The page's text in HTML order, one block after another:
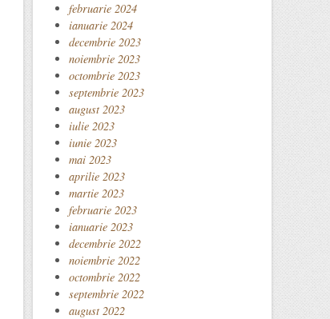
februarie 2024
ianuarie 2024
decembrie 2023
noiembrie 2023
octombrie 2023
septembrie 2023
august 2023
iulie 2023
iunie 2023
mai 2023
aprilie 2023
martie 2023
februarie 2023
ianuarie 2023
decembrie 2022
noiembrie 2022
octombrie 2022
septembrie 2022
august 2022